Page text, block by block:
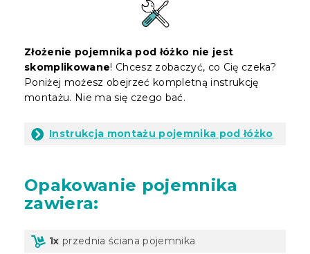
Złożenie pojemnika pod łóżko nie jest
skomplikowane! Chcesz zobaczyć, co Cię czeka?
Poniżej możesz obejrzeć kompletną instrukcję
montażu. Nie ma się czego bać.
Instrukcja montażu pojemnika pod łóżko
Opakowanie pojemnika
zawiera:
1x przednia ściana pojemnika